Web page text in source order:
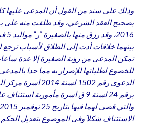
وذلك على سند من القول أن المدعى عليها
بينهما خلافات أدت إلى الطلاق لأسباب ترجع
تمكن المدعى من رؤية الصغيرة إلا عدة
للخضوع لطلباتها للإضرار به مما حدا بالمدعى
الدعوى رقم 1502 لسنة
برقم 24 لسنة 9 ق أسرة مأمورية
الاستئناف شكلاَ وفى الموضوع بتعديل